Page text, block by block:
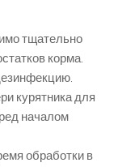
тщательно
корма.
курятника для
началом
обработки в